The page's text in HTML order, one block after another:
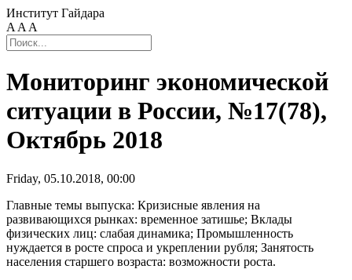
Институт Гайдара
A A A
Мониторинг экономической
ситуации в России, №17(78),
Октябрь 2018
Friday, 05.10.2018, 00:00
Главные темы выпуска: Кризисные явления на
развивающихся рынках: временное затишье; Вклады
физических лиц: слабая динамика; Промышленность
нуждается в росте спроса и укреплении рубля; Занятость
населения старшего возраста: возможности роста.